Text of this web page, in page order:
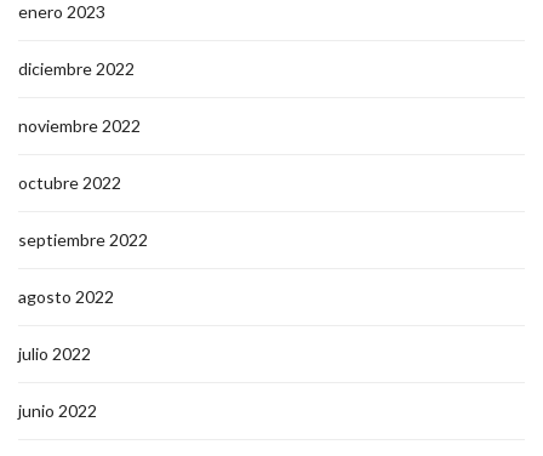
enero 2023
diciembre 2022
noviembre 2022
octubre 2022
septiembre 2022
agosto 2022
julio 2022
junio 2022